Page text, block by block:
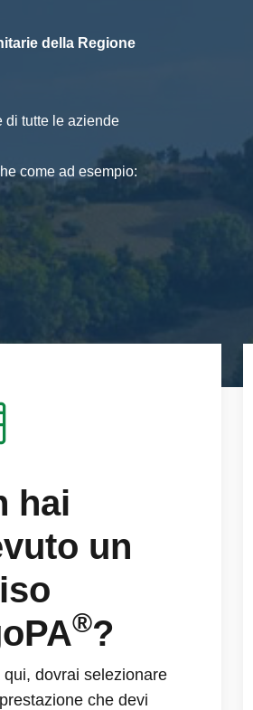
della Regione
di tutte le aziende
come ad esempio:
hai
un
®?
qui, dovrai selezionare
che devi